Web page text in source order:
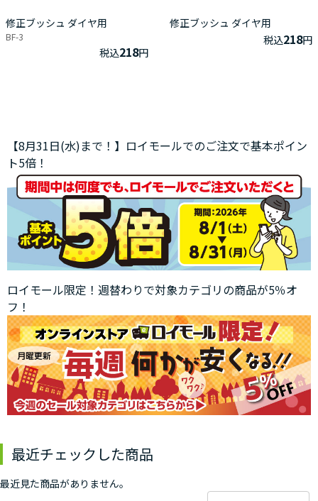
修正ブッシュ ダイヤ用
BF-3
税込218円
修正ブッシュ ダイヤ用
税込218円
【8月31日(水)まで！】ロイモールでのご注文で基本ポイン
ト5倍！
ロイモール限定！週替わりで対象カテゴリの商品が5％オ
フ！
最近チェックした商品
最近見た商品がありません。